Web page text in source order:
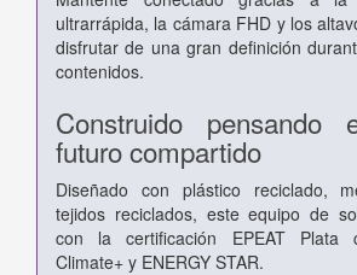
ultrarrápida, la cámara FHD y los
disfrutar de una gran definición
contenidos.
Construido pensando
futuro compartido
Diseñado con plástico reciclado,
tejidos reciclados, este equipo de
con la certificación EPEAT Plata
Climate+ y ENERGY STAR.